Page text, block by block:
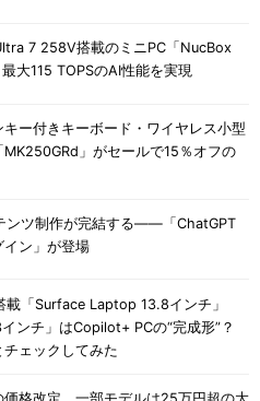
7 258V搭載のミニPC「NucBox
大115 TOPSのAI性能を実現
キー付きキーボード・ワイヤレス小型
」がセールで15％オフの
ンツ制作が完結する――「ChatGPT
イン」が登場
「Surface Laptop 13.8インチ」
インチ」はCopilot+ PCの“完成形”？
ェックしてみた